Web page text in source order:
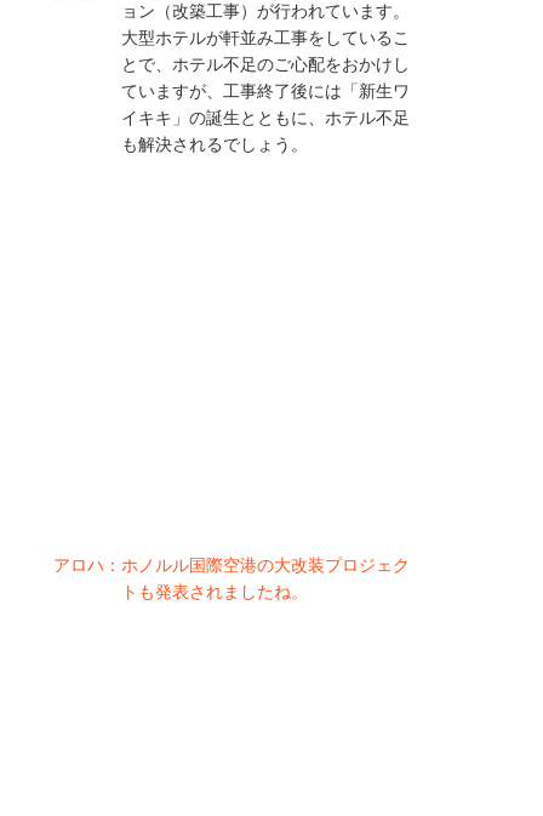
ョン（改築工事）が行われています。
大型ホテルが軒並み工事をしているこ
とで、ホテル不足のご心配をおかけし
ていますが、工事終了後には「新生ワ
イキキ」の誕生とともに、ホテル不足
も解決されるでしょう。
アロハ： ホノルル国際空港の大改装プロジェク
トも発表されましたね。